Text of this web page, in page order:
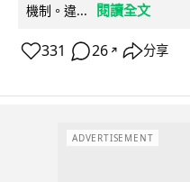
機制。違...
閱讀全文
331 26 ↗ 分享
ADVERTISEMENT